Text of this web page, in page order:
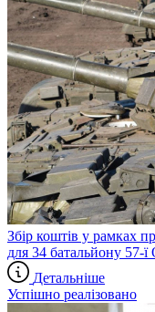
Збір коштів у рамках
для 34 батальйону 57-
Детальніше
Успішно реалізовано